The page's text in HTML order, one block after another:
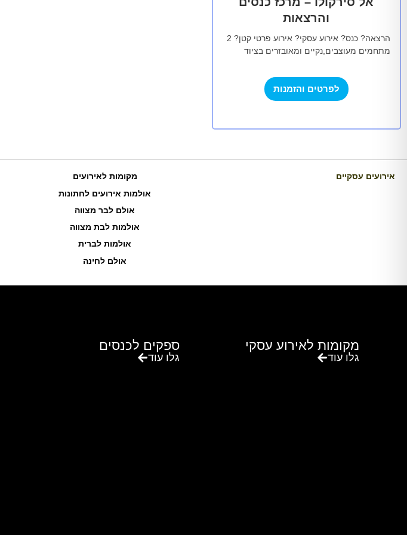
והרצאות
הרצאה? כנס? אירוע עסקי? אירוע פרטי קטן? 2
מתחמים מעוצבים,נקיים ומאובזרים בציוד
ומחשבה למענכם. במתחמים מערכות…
לפרטים והזמנות
אירועים עסקיים
מקומות לאירועים
אולמות אירועים לחתונות
אולם לבר מצווה
אולמות לבת מצווה
אולמות לברית
אולם לחינה
מקומות לאירוע עסקי
גלו עוד
ספקים לכנסים
גלו עוד